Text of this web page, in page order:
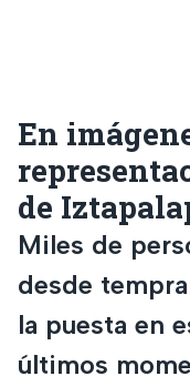
En
de
Miles de
desde
la puesta en
últimos